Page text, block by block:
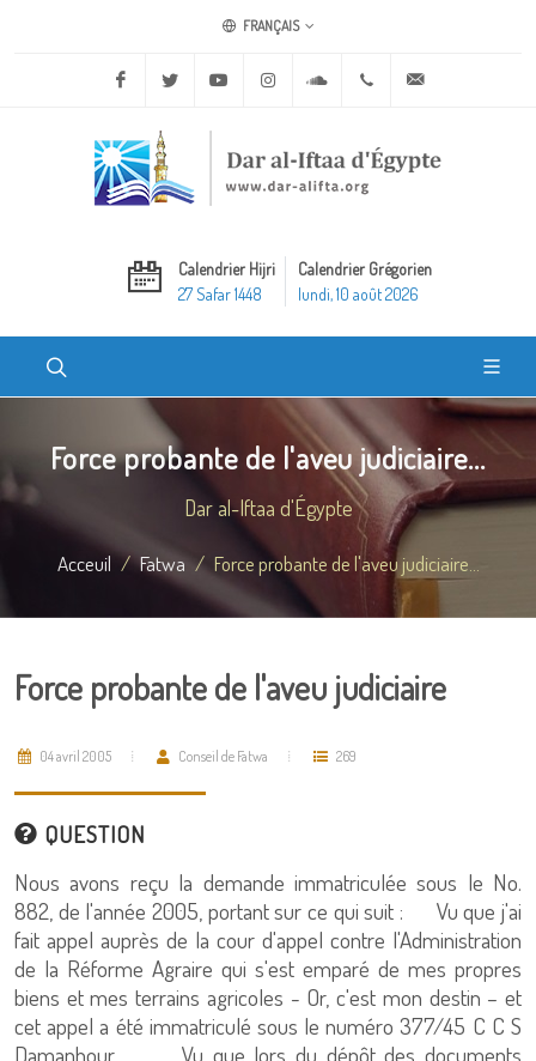
FRANÇAIS
Facebook Twitter Youtube Instagram Soundcloud+20 2 25970400
Calendrier Hijri
27 Safar 1448
Calendrier Grégorien
lundi, 10 août 2026
Force probante de l'aveu judiciaire...
Dar al-Iftaa d'Égypte
Acceuil Fatwa Force probante de l'aveu judiciaire...
Force probante de l'aveu judiciaire
04 avril 2005 Conseil de Fatwa 269
QUESTION
Nous avons reçu la demande immatriculée sous le No.
882, de l'année 2005, portant sur ce qui suit : Vu que j'ai
fait appel auprès de la cour d'appel contre l'Administration
de la Réforme Agraire qui s'est emparé de mes propres
biens et mes terrains agricoles - Or, c'est mon destin – et
cet appel a été immatriculé sous le numéro 377/45 C C S
Damanhour, Vu que lors du dépôt des documents